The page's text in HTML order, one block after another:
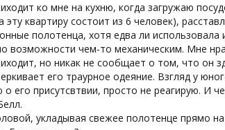
ко мне на кухню, когда загружаю
эту квартиру состоит из 6 человек),
полотенца, хотя едва ли
возможности чем-то механическим. Мне
но никак не сообщает о том, что он
его траурное одеяние. Взгляд у
о его присутсвтвии, просто не реагирую. И
укладывая свежее полотенце прямо